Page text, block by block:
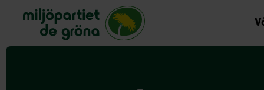
Miljöpartiet de gröna, startsida